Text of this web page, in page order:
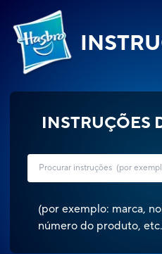
INSTRUÇÕES
(por exemplo: marca,
número do produto, etc.